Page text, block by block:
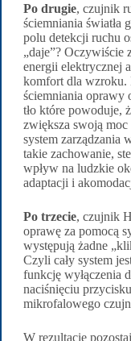
Po drugie, czujnik
ściemniania światła
polu detekcji ruchu
„daje”? Oczywiście
energii elektrycznej
komfort dla wzroku.
ściemniania oprawy
tło które powoduje,
zwiększa swoją
system zarządzania
takie zachowanie,
wpływ na ludzkie
adaptacji i
Po trzecie, czujnik
oprawę za pomocą
występują żadne
Czyli cały system
funkcję wyłączenia
naciśnięciu
mikrofalowego
W rezultacie